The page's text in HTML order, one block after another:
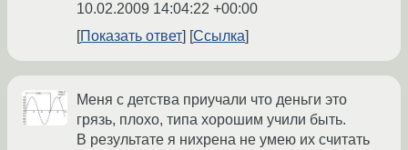
10.02.2009 14:04:22 +00:00
Показать ответ
Ссылка
Меня с детства приучали что деньги это
грязь, плохо, типа хорошим учили быть.
В результате я нихрена не умею их считать